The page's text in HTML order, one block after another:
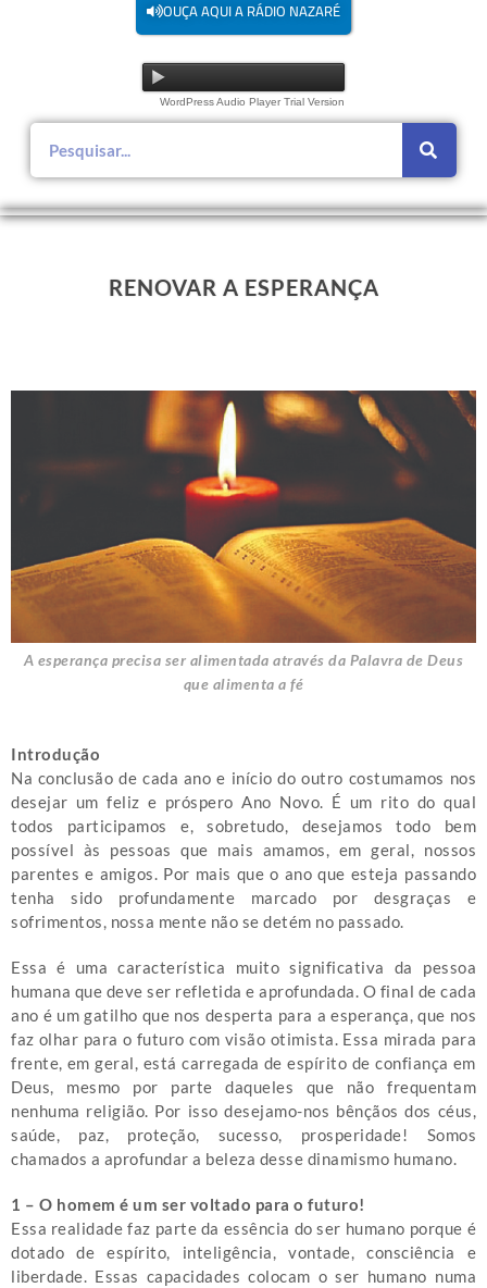
OUÇA AQUI A RÁDIO NAZARÉ
WordPress Audio Player Trial Version
RENOVAR A ESPERANÇA
A esperança precisa ser alimentada através da Palavra de Deus
que alimenta a fé
Introdução
Na conclusão de cada ano e início do outro costumamos nos
desejar um feliz e próspero Ano Novo. É um rito do qual
todos participamos e, sobretudo, desejamos todo bem
possível às pessoas que mais amamos, em geral, nossos
parentes e amigos. Por mais que o ano que esteja passando
tenha sido profundamente marcado por desgraças e
sofrimentos, nossa mente não se detém no passado.
Essa é uma característica muito significativa da pessoa
humana que deve ser refletida e aprofundada. O final de cada
ano é um gatilho que nos desperta para a esperança, que nos
faz olhar para o futuro com visão otimista. Essa mirada para
frente, em geral, está carregada de espírito de confiança em
Deus, mesmo por parte daqueles que não frequentam
nenhuma religião. Por isso desejamo-nos bênçãos dos céus,
saúde, paz, proteção, sucesso, prosperidade! Somos
chamados a aprofundar a beleza desse dinamismo humano.
1 – O homem é um ser voltado para o futuro!
Essa realidade faz parte da essência do ser humano porque é
dotado de espírito, inteligência, vontade, consciência e
liberdade. Essas capacidades colocam o ser humano numa